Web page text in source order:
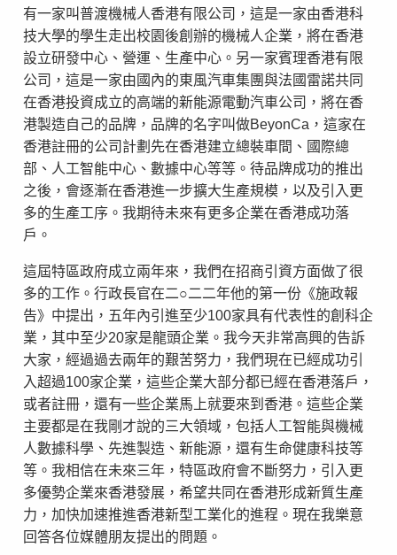
有一家叫普渡機械人香港有限公司，這是一家由香港科
技大學的學生走出校園後創辦的機械人企業，將在香港
設立研發中心、營運、生產中心。另一家賓理香港有限
公司，這是一家由國內的東風汽車集團與法國雷諾共同
在香港投資成立的高端的新能源電動汽車公司，將在香
港製造自己的品牌，品牌的名字叫做BeyonCa，這家在
香港註冊的公司計劃先在香港建立總裝車間、國際總
部、人工智能中心、數據中心等等。待品牌成功的推出
之後，會逐漸在香港進一步擴大生產規模，以及引入更
多的生產工序。我期待未來有更多企業在香港成功落
戶。
這屆特區政府成立兩年來，我們在招商引資方面做了很
多的工作。行政長官在二○二二年他的第一份《施政報
告》中提出，五年內引進至少100家具有代表性的創科企
業，其中至少20家是龍頭企業。我今天非常高興的告訴
大家，經過過去兩年的艱苦努力，我們現在已經成功引
入超過100家企業，這些企業大部分都已經在香港落戶，
或者註冊，還有一些企業馬上就要來到香港。這些企業
主要都是在我剛才說的三大領域，包括人工智能與機械
人數據科學、先進製造、新能源，還有生命健康科技等
等。我相信在未來三年，特區政府會不斷努力，引入更
多優勢企業來香港發展，希望共同在香港形成新質生產
力，加快加速推進香港新型工業化的進程。現在我樂意
回答各位媒體朋友提出的問題。